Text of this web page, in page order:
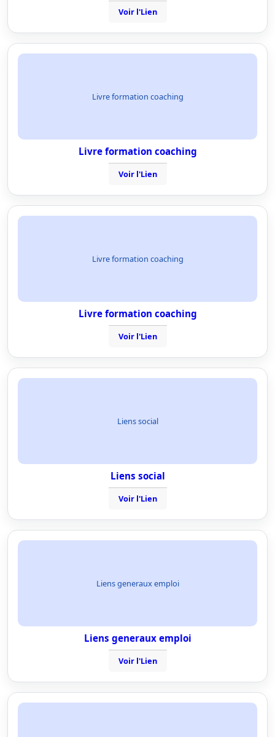
Voir l'Lien
Livre formation coaching
Livre formation coaching
Voir l'Lien
Livre formation coaching
Livre formation coaching
Voir l'Lien
Liens social
Liens social
Voir l'Lien
Liens generaux emploi
Liens generaux emploi
Voir l'Lien